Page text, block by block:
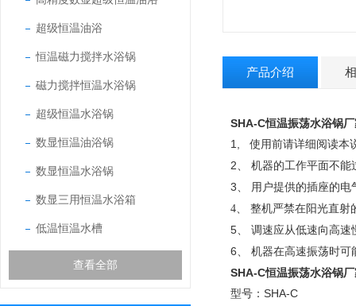
超级恒温油浴
恒温磁力搅拌水浴锅
磁力搅拌恒温水浴锅
超级恒温水浴锅
数显恒温油浴锅
数显恒温水浴锅
数显三用恒温水浴箱
低温恒温水槽
查看全部
产品介绍
SHA-C恒温振荡水浴锅
1, 使用前请详细阅读本
2、 机器的工作平面不能
3、
用户提供的插座的电
4、 整机严禁在阳光直射
5、 调速应从低速向高速
6、 机器在高速振荡时可
SHA-C恒温振荡水浴锅
型号：SHA-C